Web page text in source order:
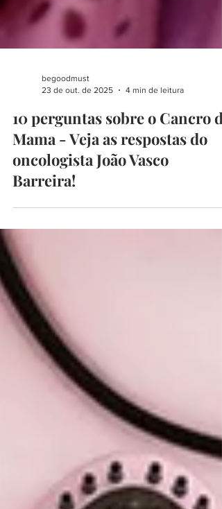
begoodmust
23 de out. de 2025
4 min de leitura
10 perguntas sobre o Cancro da
Mama - Veja as respostas do
oncologista João Vasco
Barreira!